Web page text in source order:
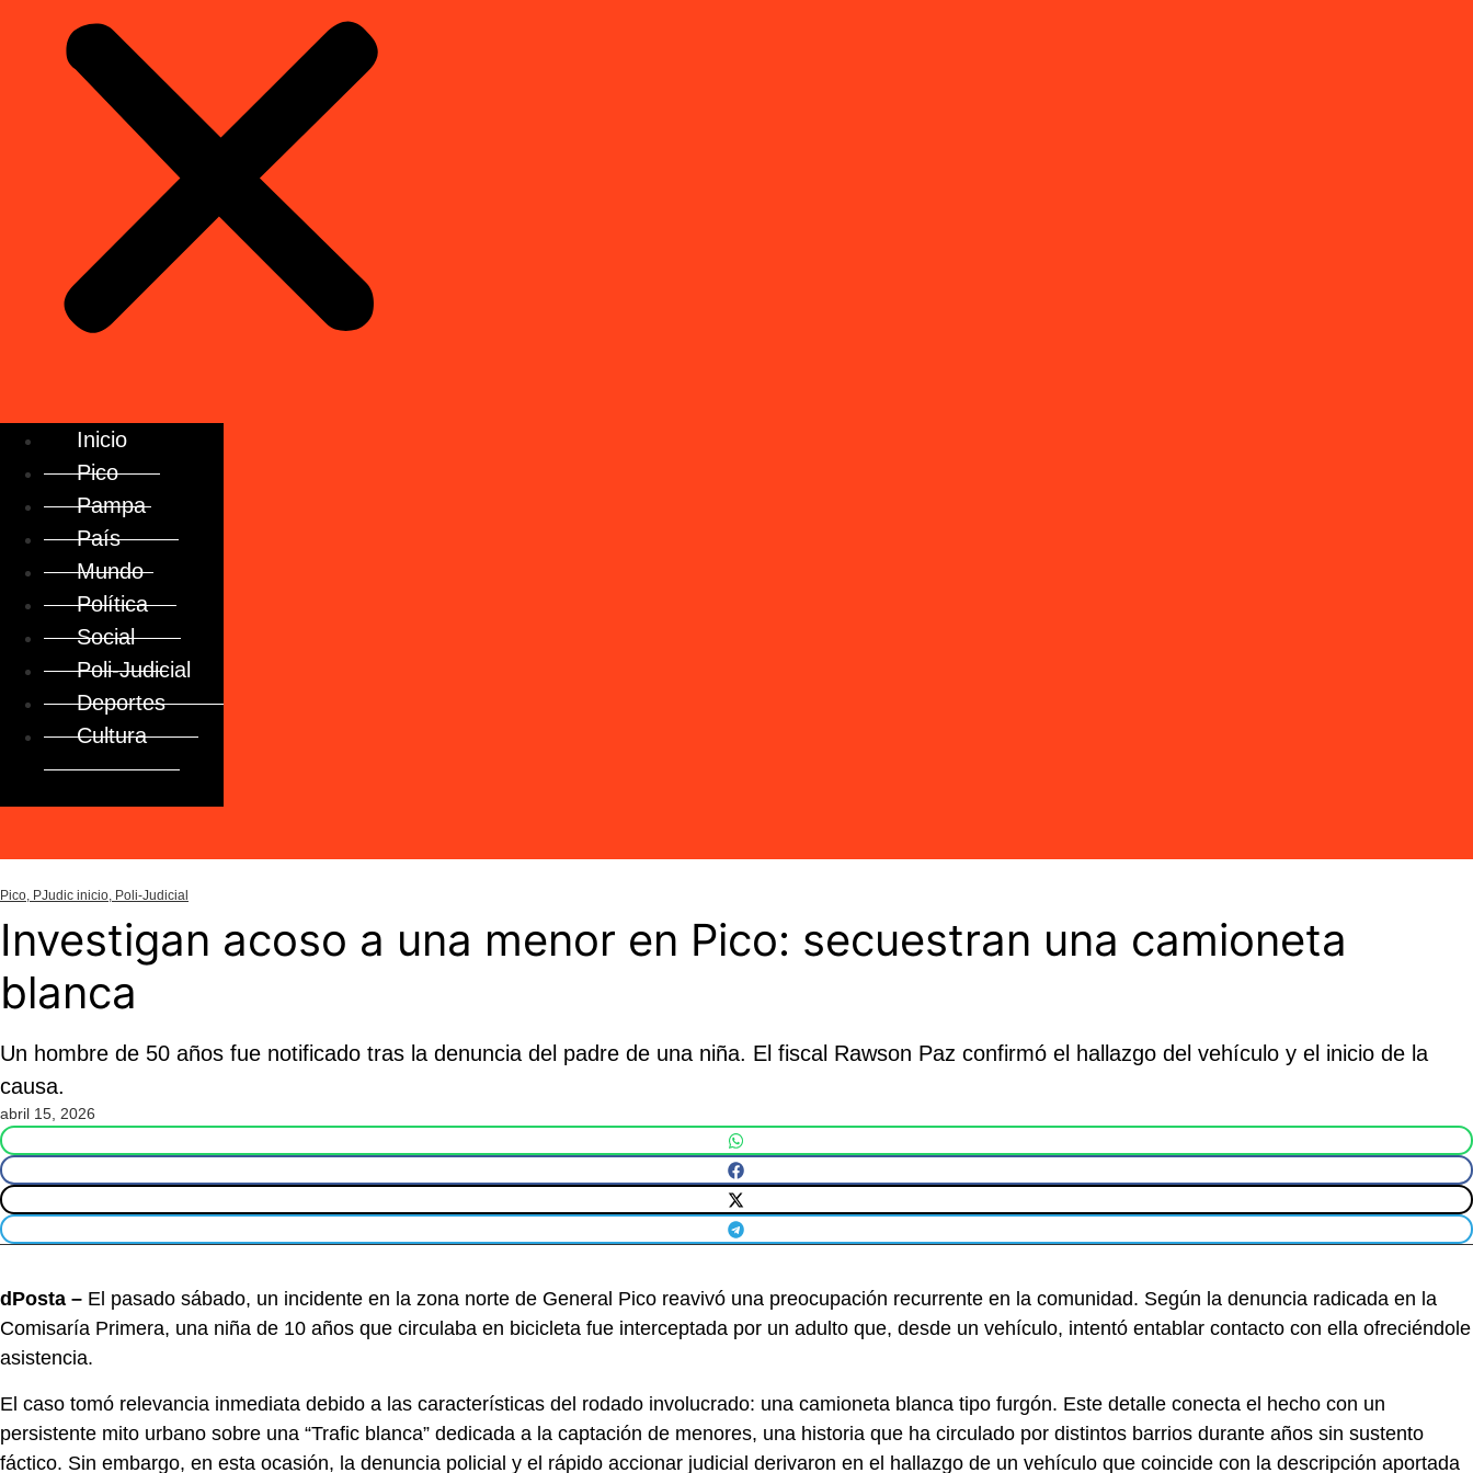
Inicio
Pico
Pampa
País
Mundo
Política
Social
Poli-Judicial
Deportes
Cultura
Pico, PJudic inicio, Poli-Judicial
Investigan acoso a una menor en Pico: secuestran una camioneta
blanca
Un hombre de 50 años fue notificado tras la denuncia del padre de una niña. El fiscal Rawson Paz confirmó el hallazgo del vehículo y el inicio de la
causa.
abril 15, 2026
dPosta – El pasado sábado, un incidente en la zona norte de General Pico reavivó una preocupación recurrente en la comunidad. Según la denuncia radicada en la
Comisaría Primera, una niña de 10 años que circulaba en bicicleta fue interceptada por un adulto que, desde un vehículo, intentó entablar contacto con ella ofreciéndole
asistencia.
El caso tomó relevancia inmediata debido a las características del rodado involucrado: una camioneta blanca tipo furgón. Este detalle conecta el hecho con un
persistente mito urbano sobre una “Trafic blanca” dedicada a la captación de menores, una historia que ha circulado por distintos barrios durante años sin sustento
fáctico. Sin embargo, en esta ocasión, la denuncia policial y el rápido accionar judicial derivaron en el hallazgo de un vehículo que coincide con la descripción aportada